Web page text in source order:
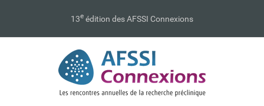
13e édition des AFSSI Connexions
Romain DURIEZ